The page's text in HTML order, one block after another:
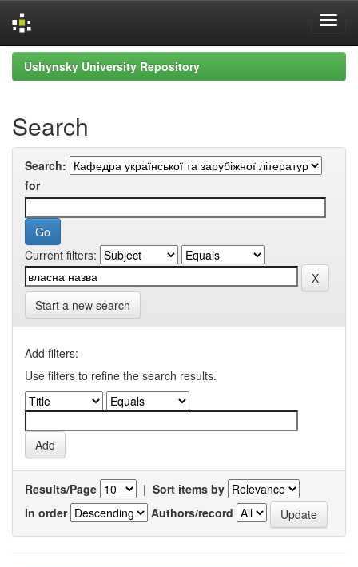
Skip
navigation
Ushynsky University Repository
Search
Search:
for
Current filters:
Start a new search
Add filters:
Use filters to refine the search results.
Results/Page | Sort items by
In order
Authors/record